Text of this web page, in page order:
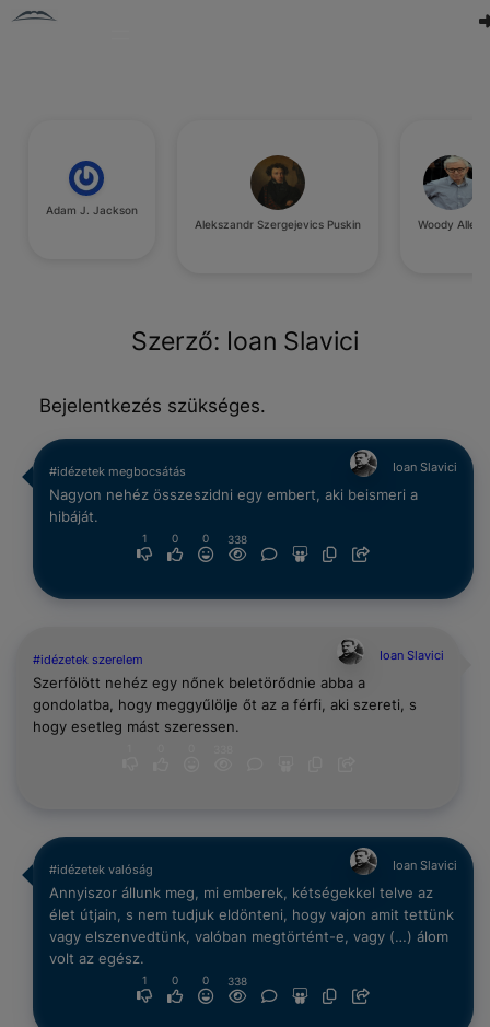
Adam J. Jackson
Alekszandr Szergejevics Puskin
Woody Allen
Szerző: Ioan Slavici
Bejelentkezés szükséges.
#idézetek megbocsátás Ioan Slavici
Nagyon nehéz összeszidni egy embert, aki beismeri a
hibáját.
1 0 0 338
#idézetek szerelem Ioan Slavici
Szerfölött nehéz egy nőnek beletörődnie abba a
gondolatba, hogy meggyűlölje őt az a férfi, aki szereti, s
hogy esetleg mást szeressen.
#idézetek valóság Ioan Slavici
Annyiszor állunk meg, mi emberek, kétségekkel telve az
élet útjain, s nem tudjuk eldönteni, hogy vajon amit tettünk
vagy elszenvedtünk, valóban megtörtént-e, vagy (…) álom
volt az egész.
1 0 0 338